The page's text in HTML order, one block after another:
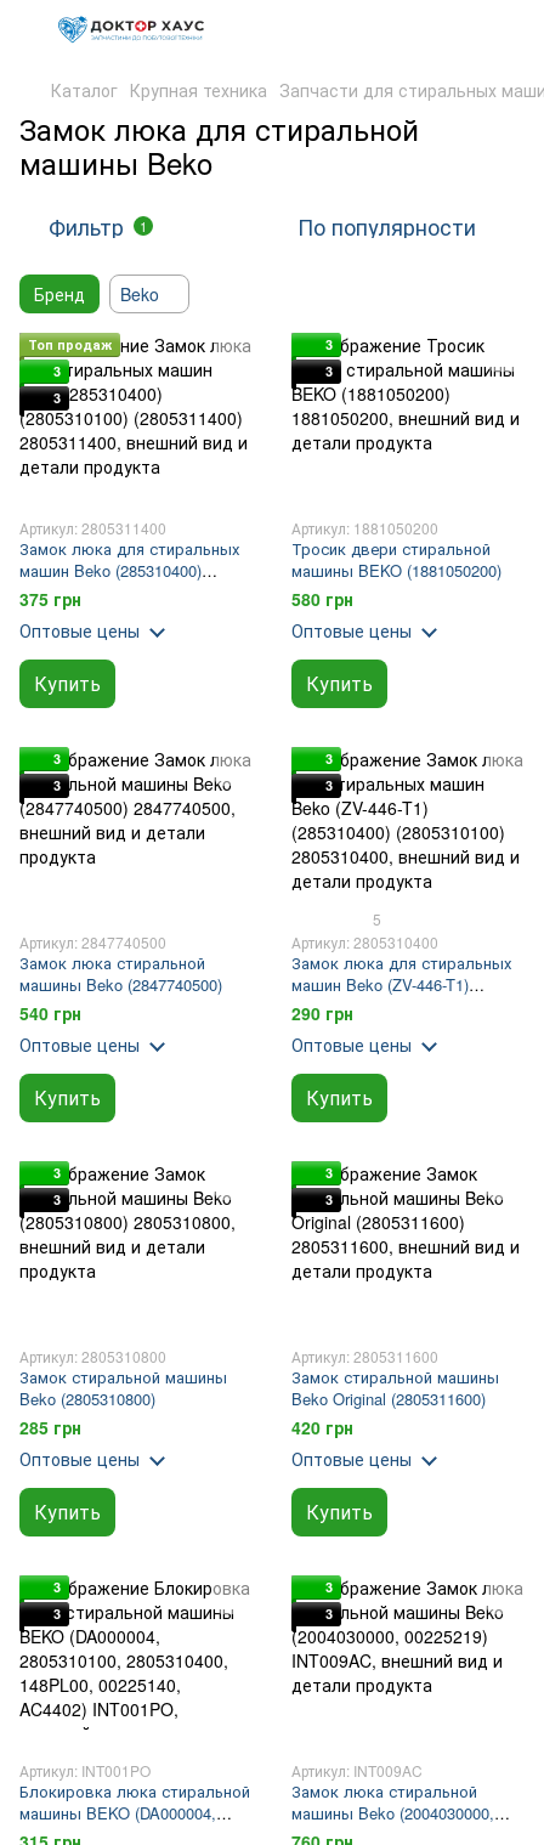
Каталог Крупная техника Запчасти для стиральных
Замок люка для стиральной
машины Beko
Фильтр 1 По популярности
Бренд Beko
Топ продаж
3
3
Артикул: 2805311400
Замок люка для стиральных
машин Beko (285310400)
(2805310100) (2805311400)
375 грн
Оптовые цены
Купить
3
3
Артикул: 1881050200
Тросик двери стиральной
машины BEKO (1881050200)
580 грн
Оптовые цены
Купить
3
3
Артикул: 2847740500
Замок люка стиральной
машины Beko (2847740500)
540 грн
Оптовые цены
Купить
3
3
5
Артикул: 2805310400
Замок люка для стиральных
машин Beko (ZV-446-T1)
(285310400) (2805310100)
290 грн
Оптовые цены
Купить
3
3
Артикул: 2805310800
Замок стиральной машины
Beko (2805310800)
285 грн
Оптовые цены
Купить
3
3
Артикул: 2805311600
Замок стиральной машины
Beko Original (2805311600)
420 грн
Оптовые цены
Купить
3
3
Артикул: INT001PO
Блокировка люка стиральной
машины BEKO (DA000004,
2805310100, 2805310400,
3
3
Артикул: INT009AC
Замок люка стиральной
машины Beko (2004030000,
00225219)